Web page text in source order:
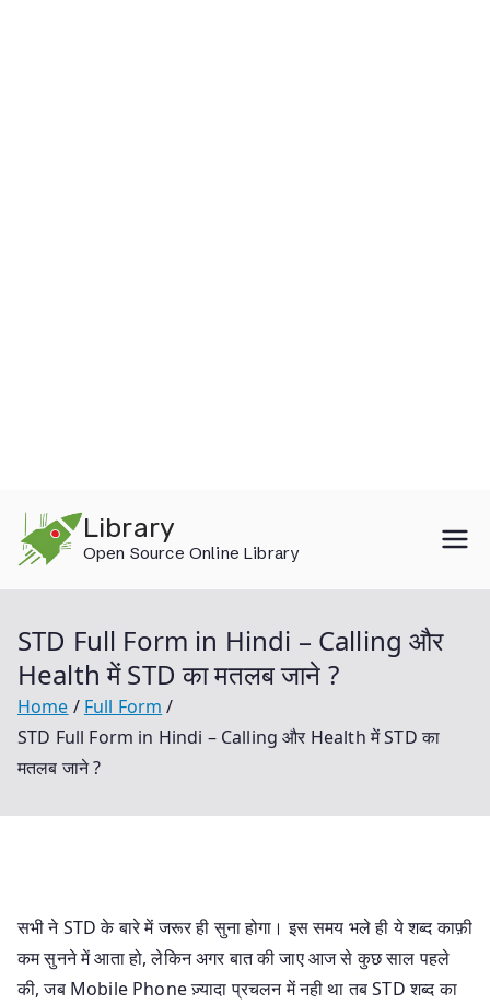
content
Library
Open Source Online Library
STD Full Form in Hindi – Calling और
Health में STD का मतलब जाने ?
Home
Full Form
STD Full Form in Hindi – Calling और Health में STD का
मतलब जाने ?
सभी ने STD के बारे में जरूर ही सुना होगा। इस समय भले ही ये शब्द काफ़ी
कम सुनने में आता हो, लेकिन अगर बात की जाए आज से कुछ साल पहले
की, जब Mobile Phone ज़्यादा प्रचलन में नही था तब STD शब्द का